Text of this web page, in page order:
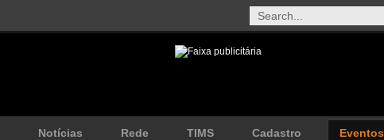
Notícias Rede TIMS Cadastro Eventos